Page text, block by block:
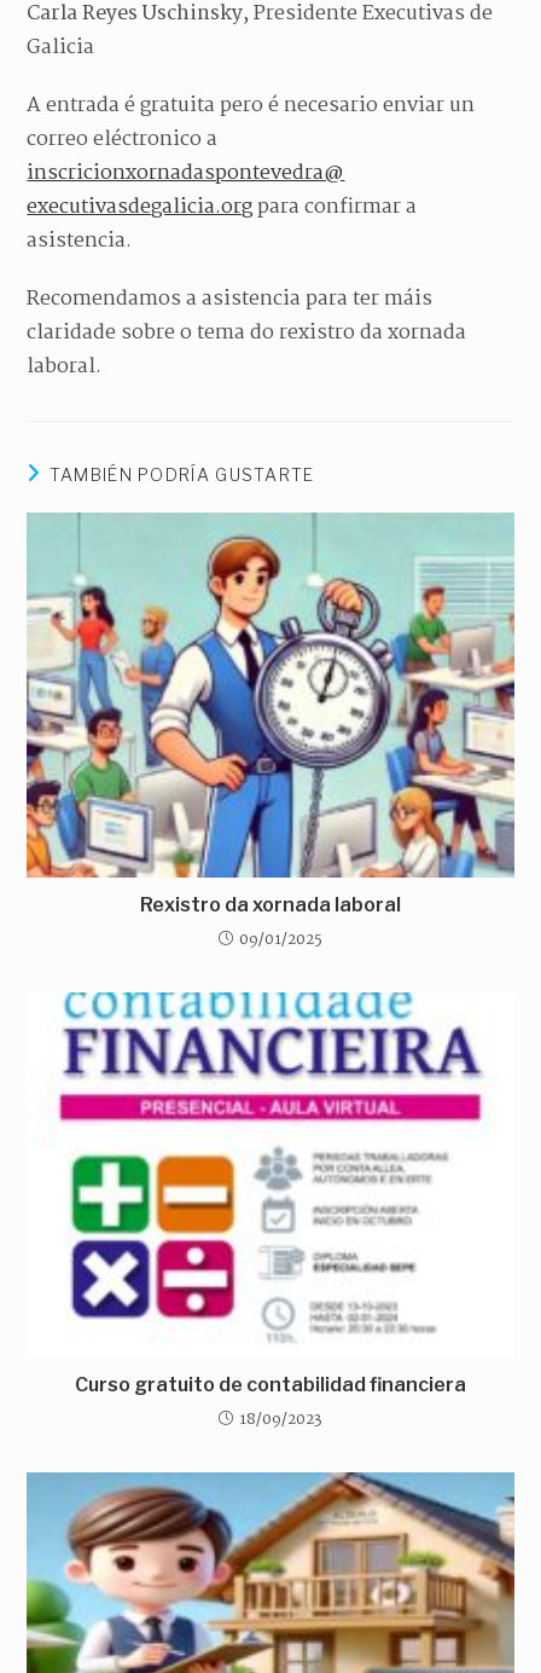
Carla Reyes Uschinsky, Presidente Executivas de
Galicia
A entrada é gratuita pero é necesario enviar un
correo eléctronico a
inscricionxornadaspontevedra@
executivasdegalicia.orgpara confirmar a
asistencia.
Recomendamos a asistencia para ter máis
claridade sobre o tema do rexistro da xornada
laboral.
TAMBIÉN PODRÍA GUSTARTE
Rexistro da xornada laboral
09/01/2025
Curso gratuito de contabilidad financiera
18/09/2023